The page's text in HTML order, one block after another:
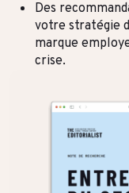
Des
votre stratégie
marque
crise.